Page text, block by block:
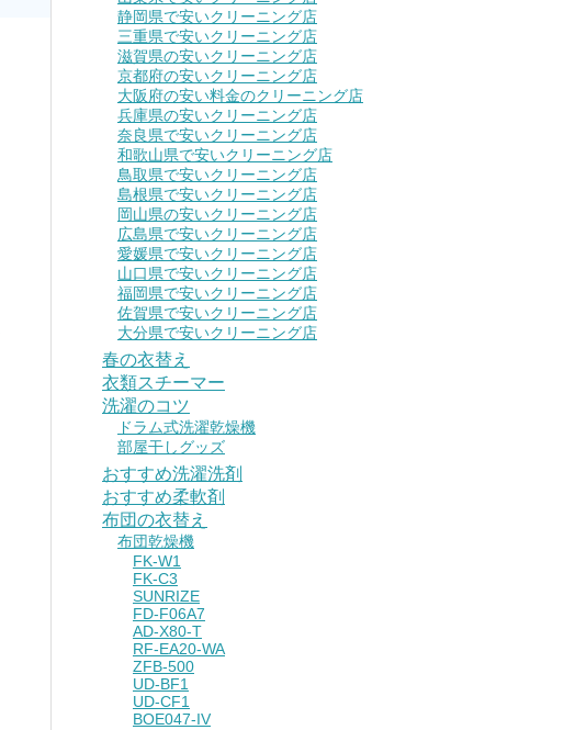
静岡県で安いクリーニング店
三重県で安いクリーニング店
滋賀県の安いクリーニング店
京都府の安いクリーニング店
大阪府の安い料金のクリーニング店
兵庫県の安いクリーニング店
奈良県で安いクリーニング店
和歌山県で安いクリーニング店
鳥取県で安いクリーニング店
島根県で安いクリーニング店
岡山県の安いクリーニング店
広島県で安いクリーニング店
愛媛県で安いクリーニング店
山口県で安いクリーニング店
福岡県で安いクリーニング店
佐賀県で安いクリーニング店
大分県で安いクリーニング店
春の衣替え
衣類スチーマー
洗濯のコツ
ドラム式洗濯乾燥機
部屋干しグッズ
おすすめ洗濯洗剤
おすすめ柔軟剤
布団の衣替え
布団乾燥機
FK-W1
FK-C3
SUNRIZE
FD-F06A7
AD-X80-T
RF-EA20-WA
ZFB-500
UD-BF1
UD-CF1
BOE047-IV